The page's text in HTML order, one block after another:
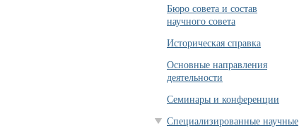
Бюро совета и состав
научного совета
Историческая справка
Основные направления
деятельности
Семинары и конференции
Специализированные научные